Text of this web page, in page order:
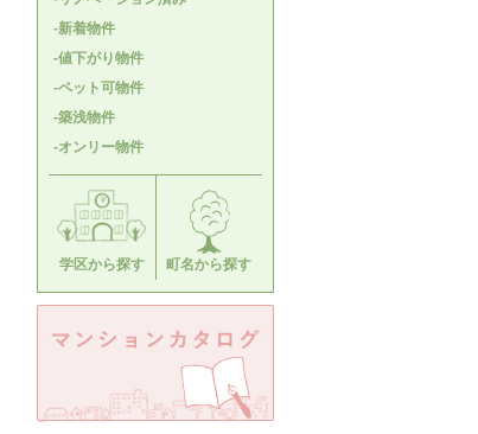
-新着物件
-値下がり物件
-ペット可物件
-築浅物件
-オンリー物件
学区から探す 町名から探す